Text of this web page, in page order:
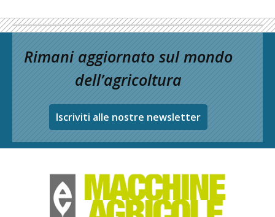
Rimani aggiornato sul mondo
dell’agricoltura
Iscriviti alle nostre newsletter